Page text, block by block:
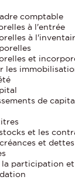
comptable
à l'entrée
à
et
les
de
et les
et dettes
la participation